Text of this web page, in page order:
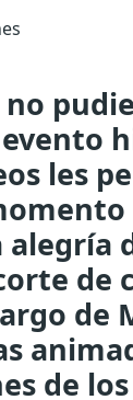
no
les
alegría
de
de
de los